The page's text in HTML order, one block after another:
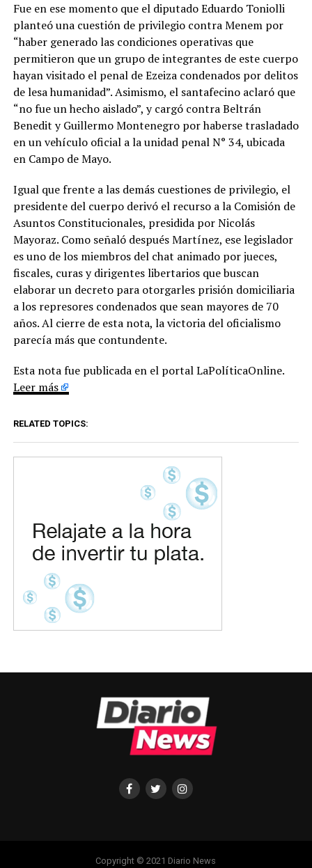
Fue en ese momento que el diputado Eduardo Toniolli
planteó una cuestión de privilegio contra Menem por
“haber generado las condiciones operativas que
permitieron que un grupo de integrantes de este cuerpo
hayan visitado el penal de Ezeiza condenados por delitos
de lesa humanidad”. Asimismo, el santafecino aclaró que
“no fue un hecho aislado”, y cargó contra Beltrán
Benedit y Guillermo Montenegro por haberse trasladado
en un vehículo oficial a la unidad penal N° 34, ubicada
en Campo de Mayo.
Igual que frente a las demás cuestiones de privilegio, el
presidente del cuerpo derivó el recurso a la Comisión de
Asuntos Constitucionales, presidida por Nicolás
Mayoraz. Como señaló después Martínez, ese legislador
es uno de los miembros del chat animado por jueces,
fiscales, curas y dirigentes libertarios que buscan
elaborar un decreto para otorgarles prisión domiciliaria
a los represores condenados que sean mayores de 70
años. Al cierre de esta nota, la victoria del oficialismo
parecía más que contundente.
Esta nota fue publicada en el portal LaPolíticaOnline.
Leer más
RELATED TOPICS:
Copyright © 2021 Diario News